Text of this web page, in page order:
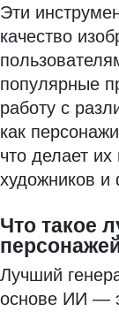
Эти
качество
популярные
работу с
как
что делает
художников и
Что такое
Лучший
основе ИИ —